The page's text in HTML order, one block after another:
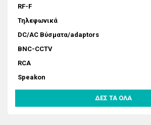
RF-F
Τηλεφωνικά
DC/AC Βύσματα/adaptors
BNC-CCTV
RCA
Speakon
ΔΕΣ ΤΑ ΟΛΑ